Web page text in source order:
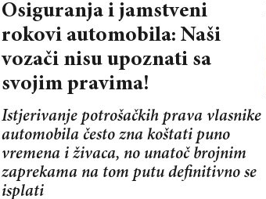
Osiguranja i jamstveni
rokovi automobila: Naši
vozači nisu upoznati sa
svojim pravima!
Istjerivanje potrošačkih prava vlasnike
automobila često zna koštati puno
vremena i živaca, no unatoč brojnim
zaprekama na tom putu definitivno se
isplati